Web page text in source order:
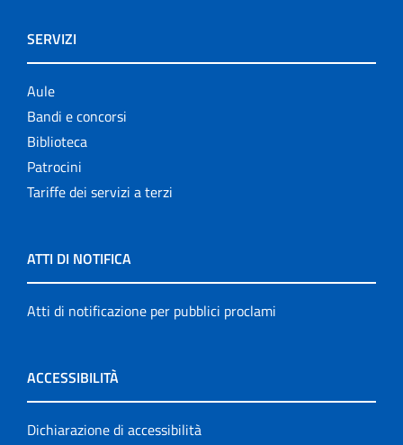
SERVIZI
Aule
Bandi e concorsi
Biblioteca
Patrocini
Tariffe dei servizi a terzi
ATTI DI NOTIFICA
Atti di notificazione per pubblici proclami
ACCESSIBILITÀ
Dichiarazione di accessibilità